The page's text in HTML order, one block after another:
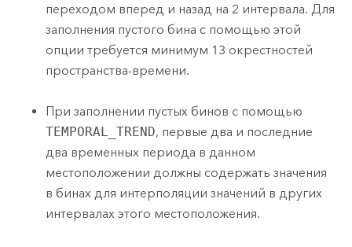
переходом вперед и назад на 2 интервала. Для
заполнения пустого бина с помощью этой
опции требуется минимум 13 окрестностей
пространства-времени.
При заполнении пустых бинов с помощью
TEMPORAL_TREND, первые два и последние
два временных периода в данном
местоположении должны содержать значения
в бинах для интерполяции значений в других
интервалах этого местоположения.